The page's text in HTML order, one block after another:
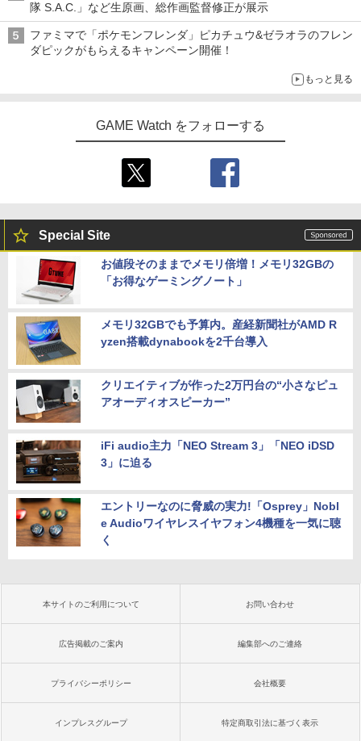
隊 S.A.C.」など生原画、総作画監督修正が展示
ファミマで「ポケモンフレンダ」ピカチュウ&ゼラオラのフレン
ダピックがもらえるキャンペーン開催！
もっと見る
GAME Watch をフォローする
Special Site
お値段そのままでメモリ倍増！メモリ32GBの
「お得なゲーミングノート」
メモリ32GBでも予算内。産経新聞社がAMD R
yzen搭載dynabookを2千台導入
クリエイティブが作った2万円台の“小さなピュ
アオーディオスピーカー”
iFi audio主力「NEO Stream 3」「NEO iDSD
3」に迫る
エントリーなのに脅威の実力!「Osprey」Nobl
e Audioワイヤレスイヤフォン4機種を一気に聴
く
本サイトのご利用について お問い合わせ
広告掲載のご案内 編集部へのご連絡
プライバシーポリシー 会社概要
インプレスグループ 特定商取引法に基づく表示